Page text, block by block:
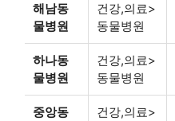
해남동
물병원
건강,의료>
동물병원
하나동
물병원
건강,의료>
동물병원
중앙동
건강,의료>